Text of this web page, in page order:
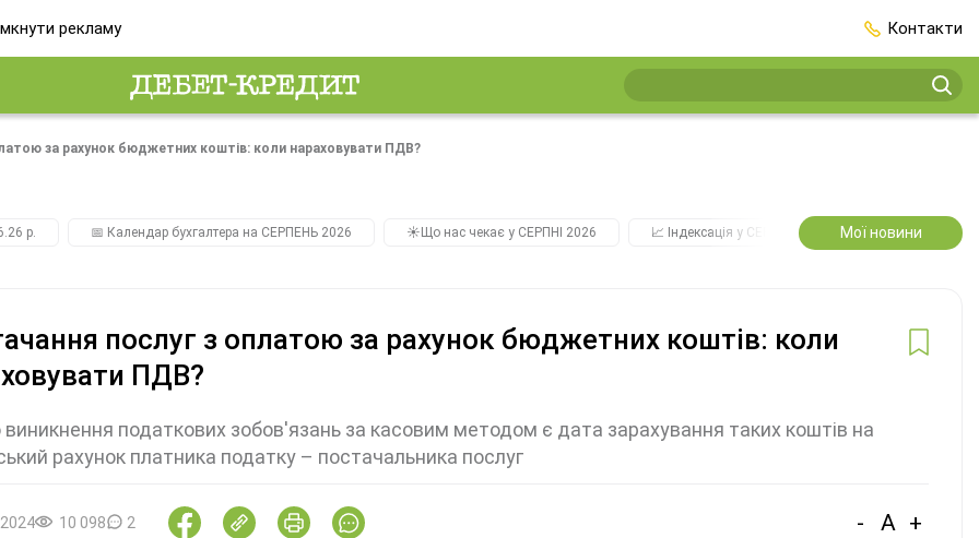
рекламу Контакти
за рахунок бюджетних коштів: коли нараховувати ПДВ?
р. 📅 Календар бухгалтера на СЕРПЕНЬ 2026 ☀️Що нас чекає у СЕРПНІ 2026 📈 Індексація у СЕРПНІ 2️⃣0️⃣2️⃣7️⃣ Усі
Мої новини
послуг з оплатою за рахунок бюджетних коштів: коли
ПДВ?
податкових зобов'язань за касовим методом є дата зарахування таких коштів на
рахунок платника податку – постачальника послуг
10 098 2 - A +